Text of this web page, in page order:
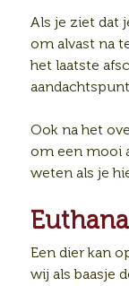
Als je ziet dat
om alvast na
het laatste
Ook na het
om een mooi
weten als je
Een dier kan
wij als baasje